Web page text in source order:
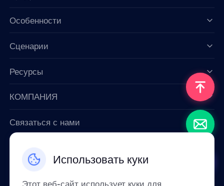
Использовать куки
Этот веб-сайт использует куки для
Особенности
Сценарии
Ресурсы
КОМПАНИЯ
Связаться с нами